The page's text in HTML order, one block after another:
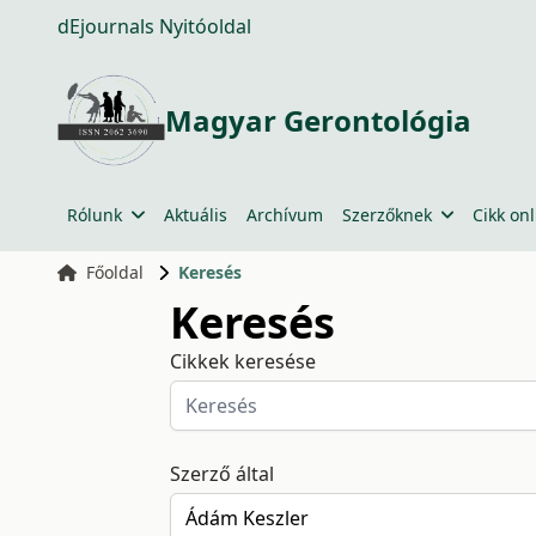
dEjournals Nyitóoldal
Magyar Gerontológia
Rólunk Aktuális Archívum Szerzőknek Cikk
Főoldal Keresés
Keresés
Cikkek keresése
Szerző által